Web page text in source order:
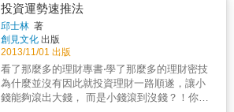
要訣分享給大眾，讓各位都能根據自己的紫微
命盤從本書中找到自己財運時機好壞和方向。
書中印證2012年股市預測精準度達80%，想賺
錢的您不可不讀！為您量 紫微命盤的致富地
圖，六步驟讓你不論經濟危機或繁榮，都會看
趨勢賺大錢。 步驟1：列印出自己的命盤 步驟
2：用紫微斗數判斷投資環境 步驟3：了解適合
聯合推薦 ■&& &祿、權、科、忌＝幸福感、成
就感、希望、心結 認識「祿權科忌」四化氣這
個命運導航器，就學會了駕駛你的命運，可以
把你的幸福感（祿）找回來，讓成就感（權）
再度現身，叫希望（科）敗部復活，讓心結
（忌）輕鬆解套。 ■紫微四化，是命運要你體
驗的四種能量 從先天、大運到流年，透過四化
氣的動態作用，每個人都有自己的能量籌碼，
投資運勢速推法
邱士林 著
創見文化 出版
2013/11/01 出版
看了那麼多的理財專書‧學了那麼多的理財密技
為什麼並沒有因此就投資理財一路順遂，讓小
錢能夠滾出大錢， 而是小錢滾到沒錢？！你是